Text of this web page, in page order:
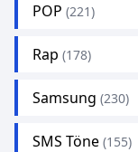
POP (221)
Rap (178)
Samsung (230)
SMS Töne (155)